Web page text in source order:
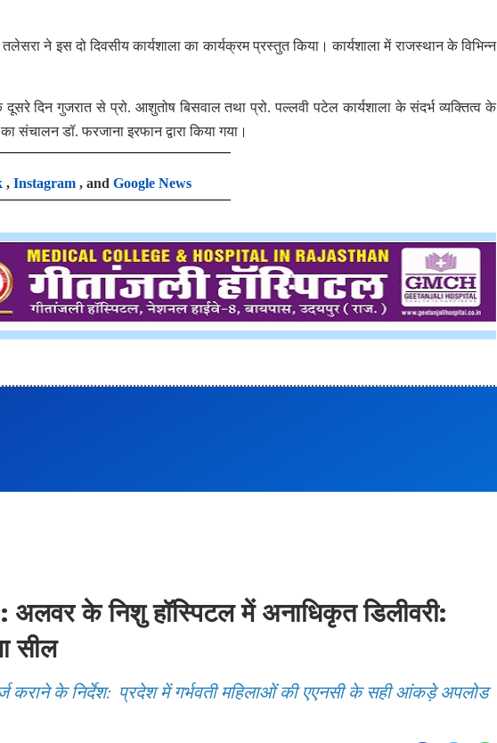
तलेसरा ने इस दो दिवसीय कार्यशाला का कार्यक्रम प्रस्तुत किया। कार्यशाला में राजस्थान के विभिन्न
दूसरे दिन गुजरात से प्रो. आशुतोष बिसवाल तथा प्रो. पल्लवी पटेल कार्यशाला के संदर्भ व्यक्तित्व के
संचालन डॉ. फरजाना इरफान द्वारा किया गया।
, Instagram , and Google News
के निशु हॉस्पिटल में अनाधिकृत डिलीवरी:
सील
कराने के निर्देश: प्रदेश में गर्भवती महिलाओं की एएनसी के सही आंकड़े अपलोड